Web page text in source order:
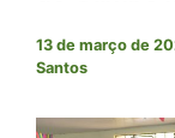
13 de março de
Santos